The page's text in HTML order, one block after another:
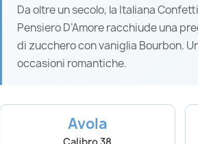
Da oltre un secolo, la Italiana
Pensiero D’Amore racchiude una
di zucchero con vaniglia Bourbon.
occasioni romantiche.
Avola